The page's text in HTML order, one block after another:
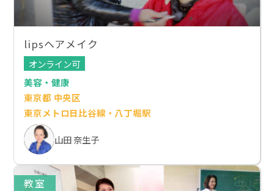
lipsヘアメイク
オンライン可
美容・健康
東京都 中央区
東京メトロ日比谷線・八丁堀駅
山田 奈生子
教室